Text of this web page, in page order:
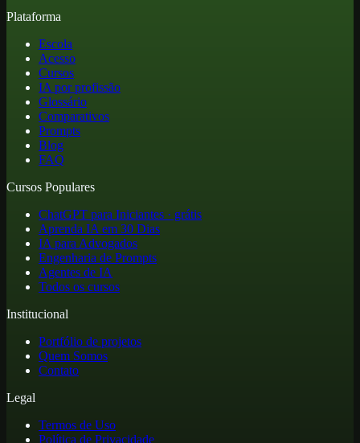
Plataforma
Escola
Acesso
Cursos
IA por profissão
Glossário
Comparativos
Prompts
Blog
FAQ
Cursos Populares
ChatGPT para Iniciantes · grátis
Aprenda IA em 30 Dias
IA para Advogados
Engenharia de Prompts
Agentes de IA
Todos os cursos
Institucional
Portfólio de projetos
Quem Somos
Contato
Legal
Termos de Uso
Política de Privacidade